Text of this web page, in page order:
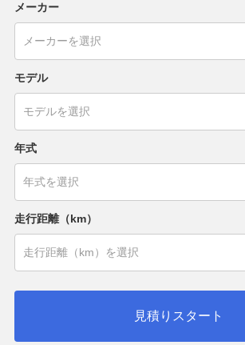
メーカー
モデル
年式
走行距離（km）
見積りスタート